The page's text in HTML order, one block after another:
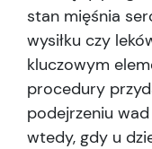
stan mięśnia
wysiłku czy
kluczowym
procedury
podejrzeniu
wtedy, gdy u